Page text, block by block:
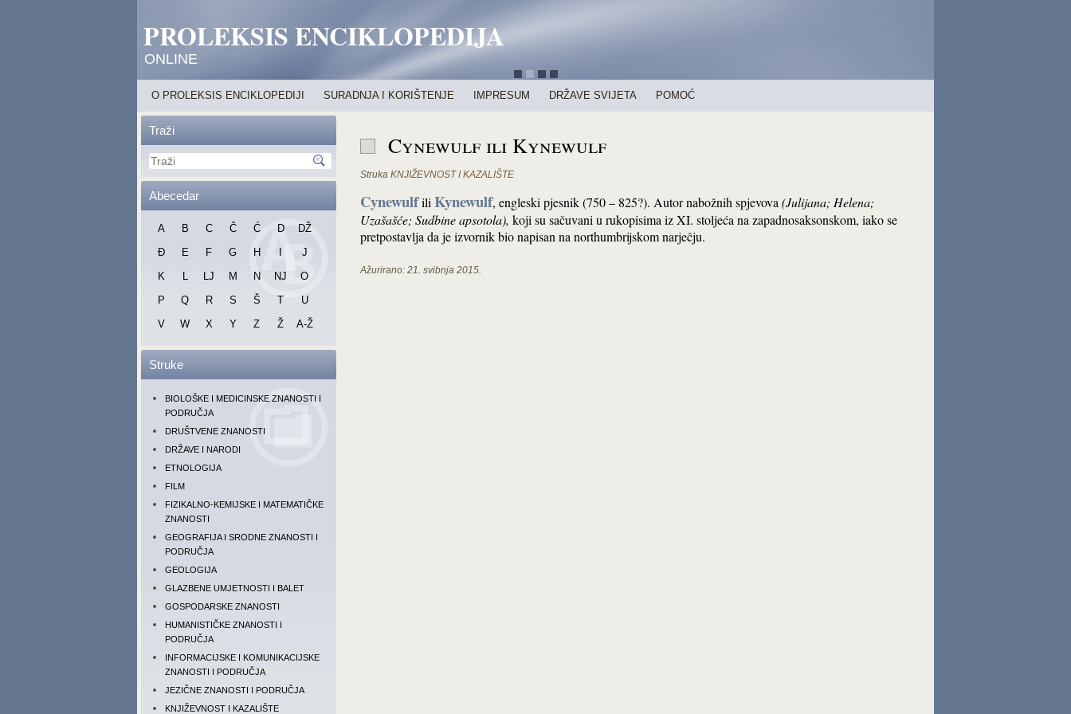
PROLEKSIS ENCIKLOPEDIJA
ONLINE
O PROLEKSIS ENCIKLOPEDIJI SURADNJA I KORIŠTENJE IMPRESUM DRŽAVE SVIJETA POMOĆ
Traži
Abecedar
A B C Č Ć D
DŽ
Đ
E F G H
J
K
L LJ M N NJ
O
P
Q R S Š T
U
V
W X Y Z Ž A-Ž
Struke
BIOLOŠKE I MEDICINSKE ZNANOSTI I
PODRUČJA
DRUŠTVENE ZNANOSTI
DRŽAVE I NARODI
ETNOLOGIJA
FILM
FIZIKALNO-KEMIJSKE I MATEMATIČKE
ZNANOSTI
GEOGRAFIJA I SRODNE ZNANOSTI I
PODRUČJA
GEOLOGIJA
GLAZBENE UMJETNOSTI I BALET
GOSPODARSKE ZNANOSTI
HUMANISTIČKE ZNANOSTI I
PODRUČJA
INFORMACIJSKE I KOMUNIKACIJSKE
ZNANOSTI I PODRUČJA
JEZIČNE ZNANOSTI I PODRUČJA
KNJIŽEVNOST I KAZALIŠTE
Cynewulf ili Kynewulf
Struka KNJIŽEVNOST I KAZALIŠTE
Cynewulfili Kynewulf, engleski pjesnik (750 – 825?). Autor nabožnih spjevova (Julijana; Helena;
Uzašašće; Sudbine apsotola), koji su sačuvani u rukopisima iz XI. stoljeća na zapadnosaksonskom, iako se
pretpostavlja da je izvornik bio napisan na northumbrijskom narječju.
Ažurirano: 21. svibnja 2015.